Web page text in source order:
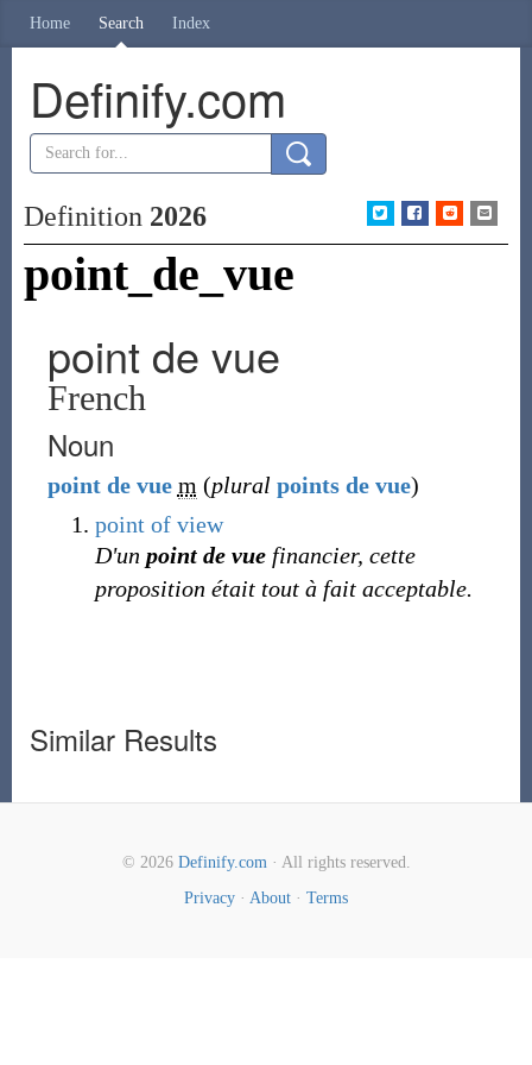
Home Search Index
Definify.com
Definition 2026
point_de_vue
point de vue
French
Noun
point de vue m (plural points de vue)
point of view
D'un point de vuefinancier, cette
proposition était tout à fait acceptable.
Similar Results
© 2026 Definify.com· All rights reserved.
Privacy · About · Terms